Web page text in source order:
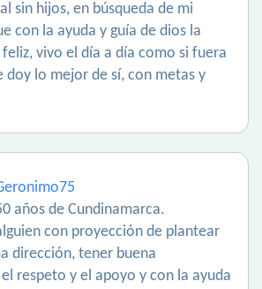
sin hijos, en búsqueda de mi
con la ayuda y guía de dios la
vivo el día a día como si fuera
doy lo mejor de sí, con metas y
años de Cundinamarca.
con proyección de plantear
dirección, tener buena
respeto y el apoyo y con la ayuda